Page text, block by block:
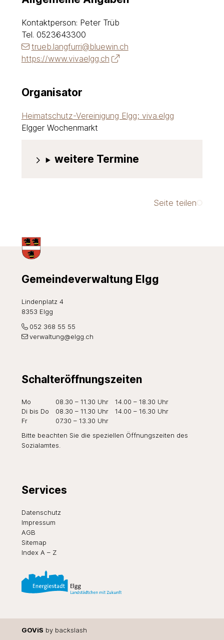
Kontaktperson: Peter Trüb
Tel. 0523643300
trueb.langfurri@bluewin.ch
https://www.vivaelgg.ch
Organisator
Heimatschutz-Vereinigung Elgg; viva.elgg
Elgger Wochenmarkt
weitere Termine
Seite teilen
Footer
Gemeindeverwaltung Elgg
Lindenplatz 4
8353 Elgg
052 368 55 55
verwaltung@elgg.ch
Schalteröffnungszeiten
Wochentag Öffnungszeiten Vormittag Öffnungszeiten
Mo 08.30 – 11.30 Uhr
14.00 – 18.30 Uhr
Di bis Do 08.30 – 11.30 Uhr
14.00 – 16.30 Uhr
Fr
07.30 – 13.30 Uhr
Bitte beachten Sie die speziellen Öffnungszeiten des
Sozialamtes.
Services
Datenschutz
Impressum
AGB
Sitemap
Index A – Z
GOViS by backslash